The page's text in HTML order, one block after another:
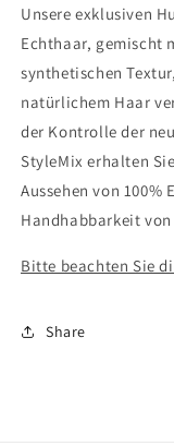
Unsere exklusiven
Echthaar, gemischt
synthetischen
natürlichem Haar
der Kontrolle der
StyleMix erhalten
Aussehen von
Handhabbarkeit von
Bitte beachten Sie
Share